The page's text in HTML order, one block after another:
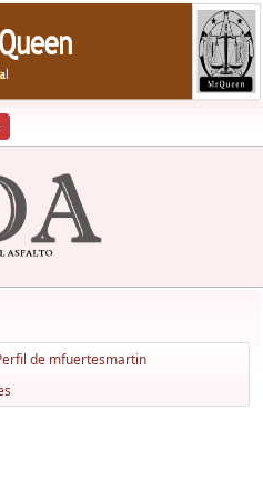
de mfuertesmartin